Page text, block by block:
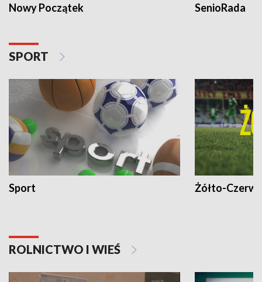
Nowy Początek SenioRada
SPORT
Sport Żółto-
ROLNICTWO I WIEŚ